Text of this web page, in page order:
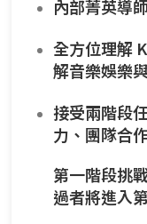
內部菁英導
全方位理解
解音樂娛樂
接受兩階段
力、團隊合
第一階段挑
過者將進入